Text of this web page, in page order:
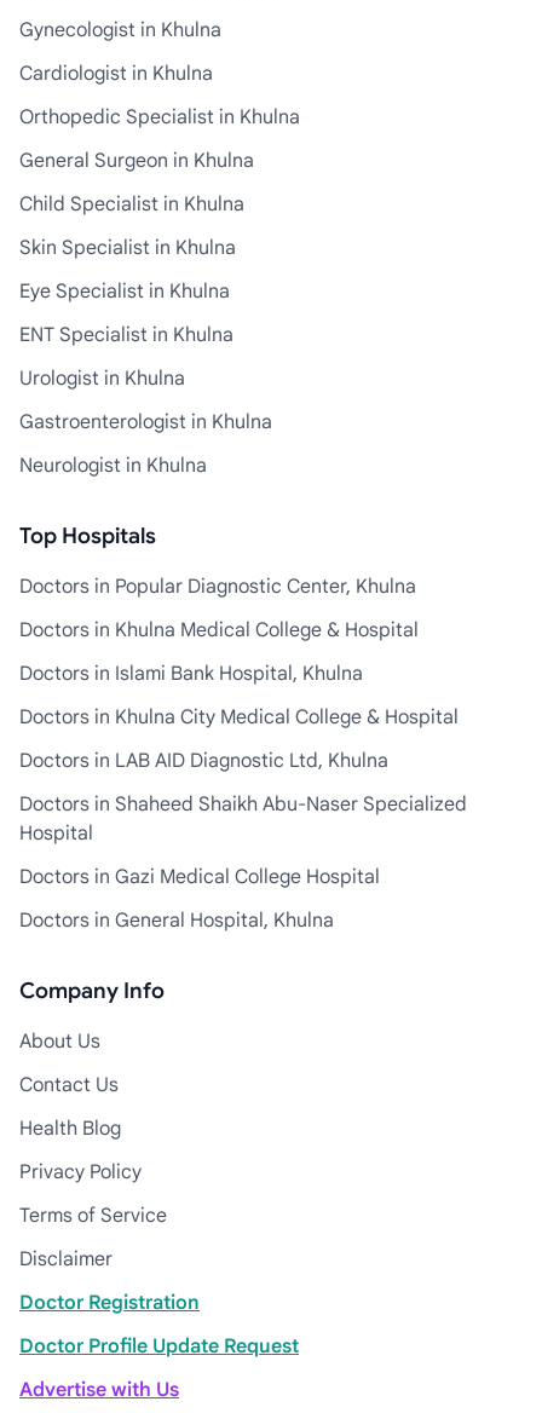
Gynecologist in Khulna
Cardiologist in Khulna
Orthopedic Specialist in Khulna
General Surgeon in Khulna
Child Specialist in Khulna
Skin Specialist in Khulna
Eye Specialist in Khulna
ENT Specialist in Khulna
Urologist in Khulna
Gastroenterologist in Khulna
Neurologist in Khulna
Top Hospitals
Doctors in Popular Diagnostic Center, Khulna
Doctors in Khulna Medical College & Hospital
Doctors in Islami Bank Hospital, Khulna
Doctors in Khulna City Medical College & Hospital
Doctors in LAB AID Diagnostic Ltd, Khulna
Doctors in Shaheed Shaikh Abu-Naser Specialized
Hospital
Doctors in Gazi Medical College Hospital
Doctors in General Hospital, Khulna
Company Info
About Us
Contact Us
Health Blog
Privacy Policy
Terms of Service
Disclaimer
Doctor Registration
Doctor Profile Update Request
Advertise with Us